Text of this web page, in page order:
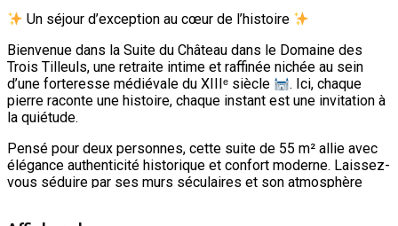
Un séjour d’exception au cœur de l’histoire
Bienvenue dans la Suite du Château dans le Domaine des
Trois Tilleuls, une retraite intime et raffinée nichée au sein
d’une forteresse médiévale du XIIIᵉ siècle
. Ici, chaque
pierre raconte une histoire, chaque instant est une invitation à
la quiétude.
Pensé pour deux personnes, cette suite de 55 m² allie avec
élégance authenticité historique et confort moderne. Laissez-
vous séduire par ses murs séculaires et son atmosphère